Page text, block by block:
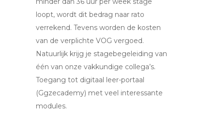
loopt, wordt dit bedrag naar rato
verrekend. Tevens worden de kosten
van de verplichte VOG vergoed.
Natuurlijk krijg je stagebegeleiding van
één van onze vakkundige collega’s.
Toegang tot digitaal leer-portaal
(Ggzecademy) met veel interessante
modules.